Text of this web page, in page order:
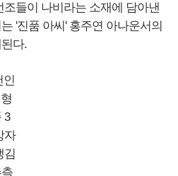
들이 나비라는 소재에 담아낸
'진품 아씨' 홍주연 아나운서의
다.
인
3
자
김